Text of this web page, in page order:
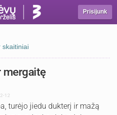
Prisijunk
skaitiniai
mergaitę
12
turėjo jiedu dukterį ir mažą